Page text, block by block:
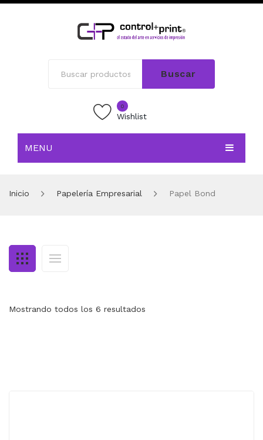
Buscar
0
Wishlist
MENU
CONTACTO
MI CUENTA
Inicio Papelería Empresarial Papel Bond
Mostrando todos los 6 resultados